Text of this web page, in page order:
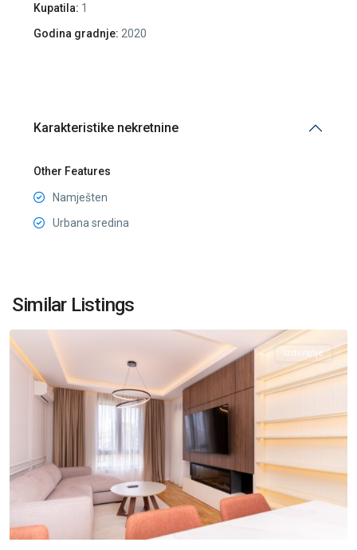
Kupatila: 1
Godina gradnje: 2020
Karakteristike nekretnine
Other Features
Namješten
Urbana sredina
Similar Listings
Kvart
Podgorica
Izdavanje